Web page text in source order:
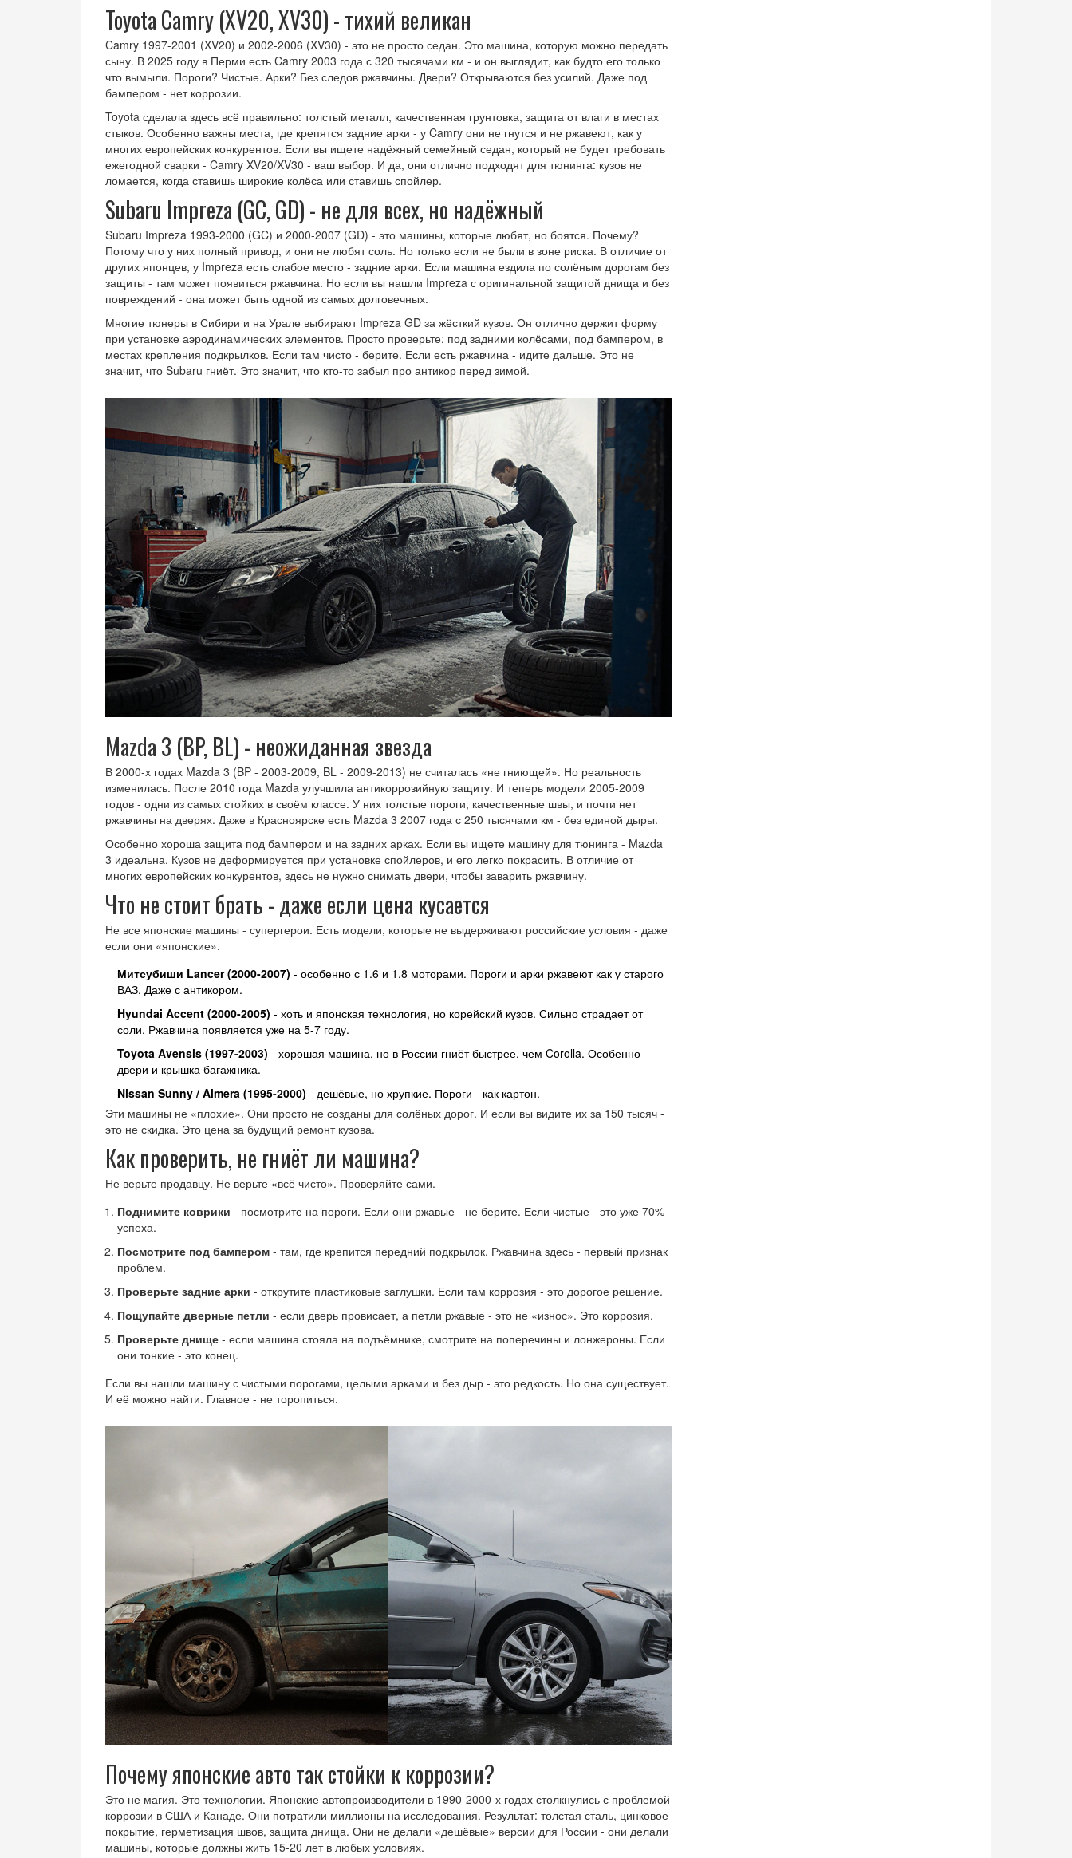
Toyota Camry (XV20, XV30) - тихий великан
Camry 1997-2001 (XV20) и 2002-2006 (XV30) - это не просто седан. Это машина, которую можно передать
сыну. В 2025 году в Перми есть Camry 2003 года с 320 тысячами км - и он выглядит, как будто его только
что вымыли. Пороги? Чистые. Арки? Без следов ржавчины. Двери? Открываются без усилий. Даже под
бампером - нет коррозии.
Toyota сделала здесь всё правильно: толстый металл, качественная грунтовка, защита от влаги в местах
стыков. Особенно важны места, где крепятся задние арки - у Camry они не гнутся и не ржавеют, как у
многих европейских конкурентов. Если вы ищете надёжный семейный седан, который не будет требовать
ежегодной сварки - Camry XV20/XV30 - ваш выбор. И да, они отлично подходят для тюнинга: кузов не
ломается, когда ставишь широкие колёса или ставишь спойлер.
Subaru Impreza (GC, GD) - не для всех, но надёжный
Subaru Impreza 1993-2000 (GC) и 2000-2007 (GD) - это машины, которые любят, но боятся. Почему?
Потому что у них полный привод, и они не любят соль. Но только если не были в зоне риска. В отличие от
других японцев, у Impreza есть слабое место - задние арки. Если машина ездила по солёным дорогам без
защиты - там может появиться ржавчина. Но если вы нашли Impreza с оригинальной защитой днища и без
повреждений - она может быть одной из самых долговечных.
Многие тюнеры в Сибири и на Урале выбирают Impreza GD за жёсткий кузов. Он отлично держит форму
при установке аэродинамических элементов. Просто проверьте: под задними колёсами, под бампером, в
местах крепления подкрылков. Если там чисто - берите. Если есть ржавчина - идите дальше. Это не
значит, что Subaru гниёт. Это значит, что кто-то забыл про антикор перед зимой.
Mazda 3 (BP, BL) - неожиданная звезда
В 2000-х годах Mazda 3 (BP - 2003-2009, BL - 2009-2013) не считалась «не гниющей». Но реальность
изменилась. После 2010 года Mazda улучшила антикоррозийную защиту. И теперь модели 2005-2009
годов - одни из самых стойких в своём классе. У них толстые пороги, качественные швы, и почти нет
ржавчины на дверях. Даже в Красноярске есть Mazda 3 2007 года с 250 тысячами км - без единой дыры.
Особенно хороша защита под бампером и на задних арках. Если вы ищете машину для тюнинга - Mazda
3 идеальна. Кузов не деформируется при установке спойлеров, и его легко покрасить. В отличие от
многих европейских конкурентов, здесь не нужно снимать двери, чтобы заварить ржавчину.
Что не стоит брать - даже если цена кусается
Не все японские машины - супергерои. Есть модели, которые не выдерживают российские условия - даже
если они «японские».
Митсубиши Lancer (2000-2007) - особенно с 1.6 и 1.8 моторами. Пороги и арки ржавеют как у старого
ВАЗ. Даже с антикором.
Hyundai Accent (2000-2005) - хоть и японская технология, но корейский кузов. Сильно страдает от
соли. Ржавчина появляется уже на 5-7 году.
Toyota Avensis (1997-2003) - хорошая машина, но в России гниёт быстрее, чем Corolla. Особенно
двери и крышка багажника.
Nissan Sunny / Almera (1995-2000) - дешёвые, но хрупкие. Пороги - как картон.
Эти машины не «плохие». Они просто не созданы для солёных дорог. И если вы видите их за 150 тысяч -
это не скидка. Это цена за будущий ремонт кузова.
Как проверить, не гниёт ли машина?
Не верьте продавцу. Не верьте «всё чисто». Проверяйте сами.
Поднимите коврики - посмотрите на пороги. Если они ржавые - не берите. Если чистые - это уже 70%
успеха.
Посмотрите под бампером - там, где крепится передний подкрылок. Ржавчина здесь - первый признак
проблем.
Проверьте задние арки - открутите пластиковые заглушки. Если там коррозия - это дорогое решение.
Пощупайте дверные петли - если дверь провисает, а петли ржавые - это не «износ». Это коррозия.
Проверьте днище - если машина стояла на подъёмнике, смотрите на поперечины и лонжероны. Если
они тонкие - это конец.
Если вы нашли машину с чистыми порогами, целыми арками и без дыр - это редкость. Но она существует.
И её можно найти. Главное - не торопиться.
Почему японские авто так стойки к коррозии?
Это не магия. Это технологии. Японские автопроизводители в 1990-2000-х годах столкнулись с проблемой
коррозии в США и Канаде. Они потратили миллионы на исследования. Результат: толстая сталь, цинковое
покрытие, герметизация швов, защита днища. Они не делали «дешёвые» версии для России - они делали
машины, которые должны жить 15-20 лет в любых условиях.